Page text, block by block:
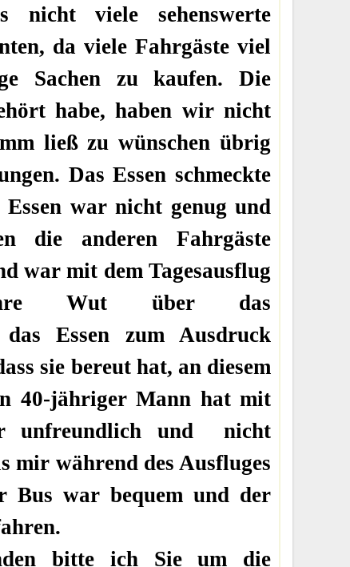
nicht viele sehenswerte
da viele Fahrgäste viel
Sachen zu kaufen. Die
habe, haben wir nicht
ließ zu wünschen übrig
Das Essen schmeckte
war nicht genug und
anderen Fahrgäste
war mit dem Tagesausflug
Wut über das
Essen zum Ausdruck
sie bereut hat, an diesem
40-jähriger Mann hat mit
unfreundlich und nicht
mir während des Ausfluges
Bus war bequem und der
bitte ich Sie um die